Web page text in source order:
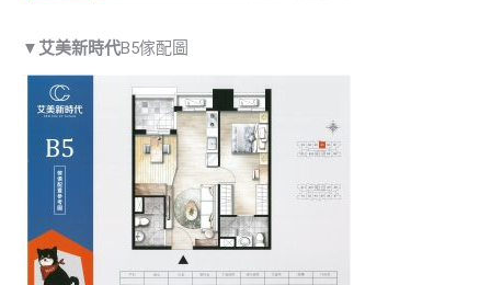
▼ 艾美新時代B5傢配圖